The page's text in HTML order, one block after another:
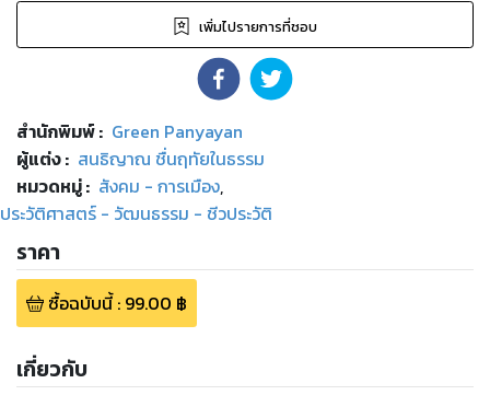
เพิ่มไปรายการที่ชอบ
สำนักพิมพ์: Green Panyayan
ผู้แต่ง : สนธิญาณ ชื่นฤทัยในธรรม
หมวดหมู่: สังคม - การเมือง,
ประวัติศาสตร์ - วัฒนธรรม - ชีวประวัติ
ราคา
ซื้อฉบับนี้: 99.00 ฿
เกี่ยวกับ